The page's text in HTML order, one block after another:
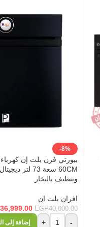
-8%
وتنظيف بالبخار
افران بلت ان
EGP40,000.00
36,999.00
-
+ إضافة إلى